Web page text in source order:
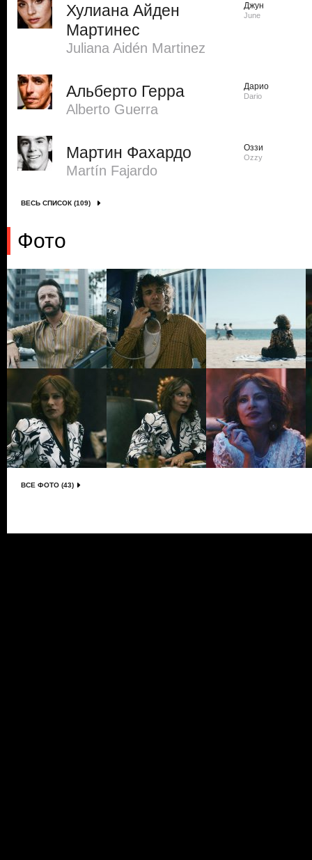
Хулиана Айден
Мартинес
Juliana Aidén Martinez
Джун
June
Альберто Герра
Alberto Guerra
Дарио
Dario
Мартин Фахардо
Martín Fajardo
Оззи
Ozzy
ВЕСЬ СПИСОК (109)
Фото
ВСЕ ФОТО (43)